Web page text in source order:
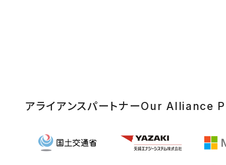
アライアンスパートナーOur Alliance